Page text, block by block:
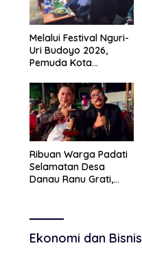
Melalui Festival Nguri-
Uri Budoyo 2026,
Pemuda Kota
Karakter Kebudayaan
dan Bebas Narkoba
Ribuan Warga Padati
Selamatan Desa
Danau Ranu Grati,
Pemkab
Ekonomi dan Bisnis